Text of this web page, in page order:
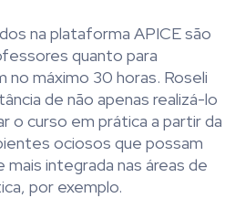
na plataforma APICE são
quanto para
máximo 30 horas. Roseli
de não apenas realizá-lo
o curso em prática a partir da
ociosos que possam
integrada nas áreas de
por exemplo.